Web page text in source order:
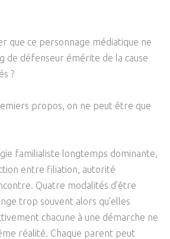
que ce personnage médiatique ne
de défenseur émérite de la cause
?
propos, on ne peut être que
familialiste longtemps dominante,
entre filiation, autorité
Quatre modalités d’être
trop souvent alors qu’elles
chacune à une démarche ne
réalité. Chaque parent peut